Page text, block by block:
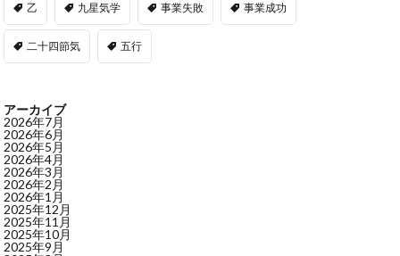
乙 九星気学 事業失敗 事業成功
二十四節気 五行
アーカイブ
2026年7月
2026年6月
2026年5月
2026年4月
2026年3月
2026年2月
2026年1月
2025年12月
2025年11月
2025年10月
2025年9月